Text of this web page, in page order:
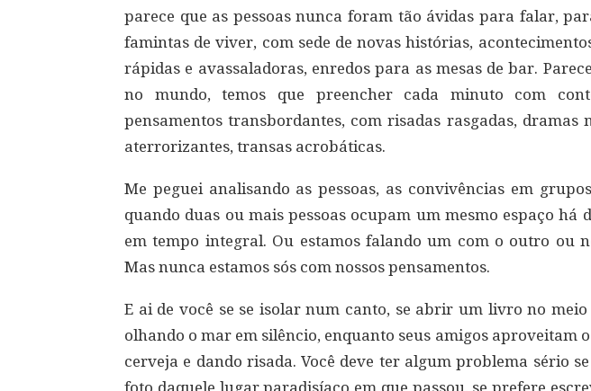
parece que as pessoas nunca foram tão ávidas para falar,
famintas de viver, com sede de novas histórias,
rápidas e avassaladoras, enredos para as mesas de bar.
no mundo, temos que preencher cada minuto com
pensamentos transbordantes, com risadas rasgadas, dramas
aterrorizantes, transas acrobáticas.
Me peguei analisando as pessoas, as convivências em
quando duas ou mais pessoas ocupam um mesmo espaço há
em tempo integral. Ou estamos falando um com o outro ou
Mas nunca estamos sós com nossos pensamentos.
E ai de você se se isolar num canto, se abrir um livro no
olhando o mar em silêncio, enquanto seus amigos aproveitam
cerveja e dando risada. Você deve ter algum problema sério
foto daquele lugar paradisíaco em que passou, se prefere